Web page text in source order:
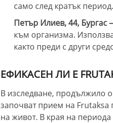
само след кратък
Петър Илиев, 44, Бургас –
към организма.
както преди с други
ЕФИКАСЕН ЛИ Е
В изследване, продължило
започват прием на
на живот. В края на